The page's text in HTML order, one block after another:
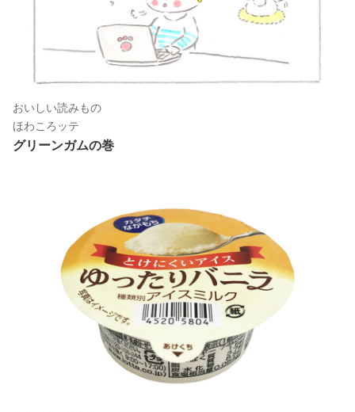
おいしい読みもの
ほわころッテ
グリーンガムの巻